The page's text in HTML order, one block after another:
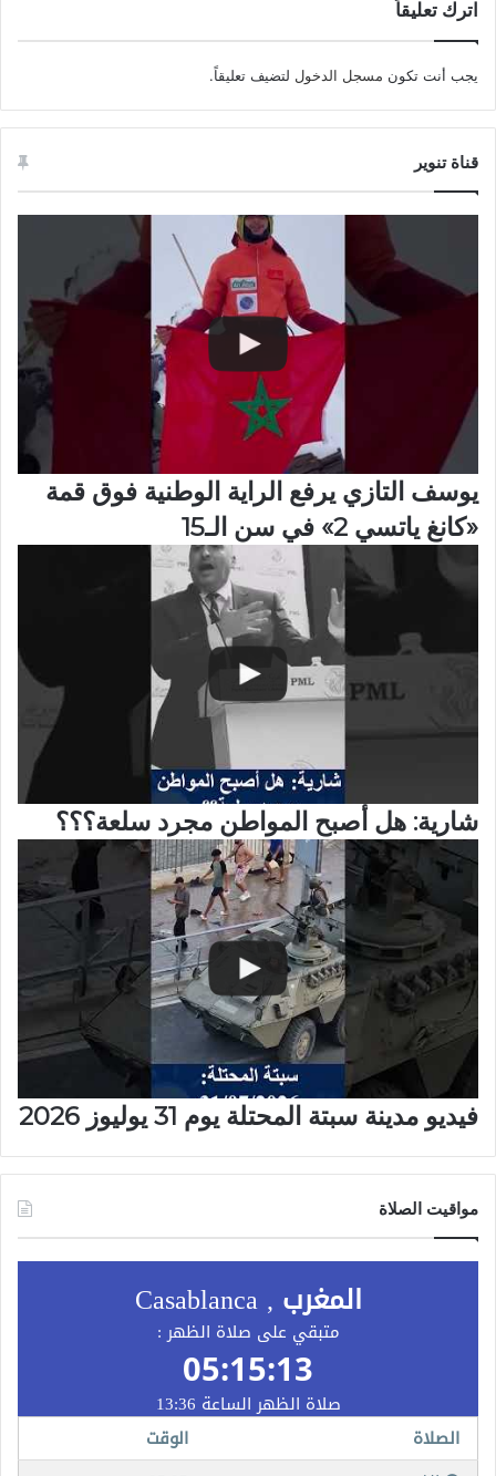
اترك تعليقاً
يجب أنت تكون مسجل الدخول لتضيف تعليقاً.
قناة تنوير
يوسف التازي يرفع الراية الوطنية فوق قمة
«كانغ ياتسي 2» في سن الـ15
شارية: هل أصبح المواطن مجرد سلعة؟؟؟
فيديو مدينة سبتة المحتلة يوم 31 يوليوز 2026
مواقيت الصلاة